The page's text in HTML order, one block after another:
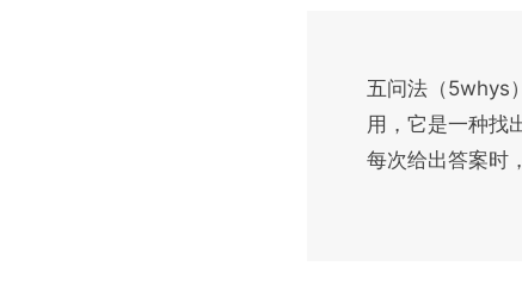
五问法（5whys
用，它是一种找
每次给出答案时